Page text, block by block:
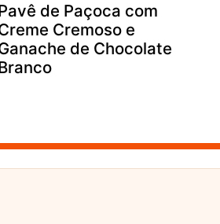
de Paçoca com
Cremoso e
de Chocolate